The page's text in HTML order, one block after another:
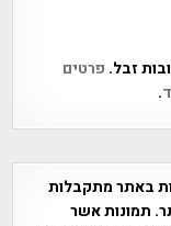
פרטים
.
באתר מתקבלות
תמונות אשר